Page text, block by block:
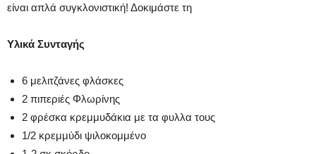
είναι απλά συγκλονιστική! Δοκιμάστε τη
Υλικά Συνταγής
6 μελιτζάνες φλάσκες
2 πιπεριές Φλωρίνης
2 φρέσκα κρεμμυδάκια με τα φυλλα τους
1/2 κρεμμύδι ψιλοκομμένο